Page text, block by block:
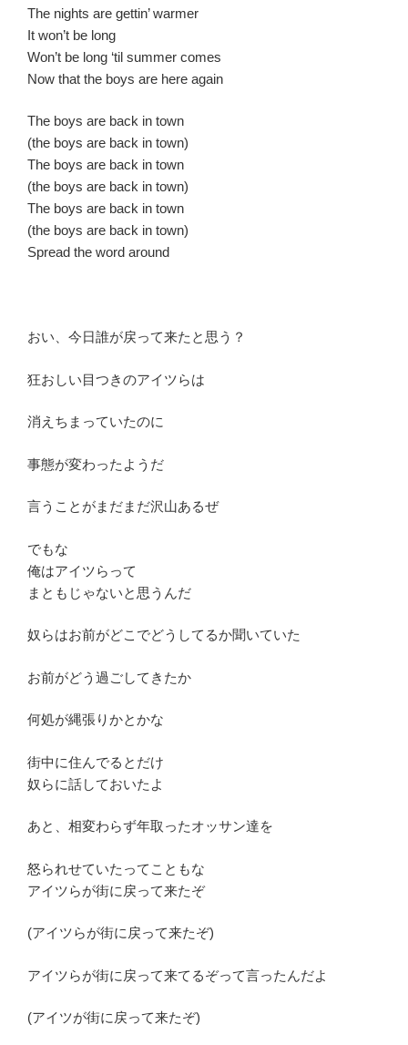
The nights are gettin’ warmer
It won’t be long
Won’t be long ‘til summer comes
Now that the boys are here again
The boys are back in town
(the boys are back in town)
The boys are back in town
(the boys are back in town)
The boys are back in town
(the boys are back in town)
Spread the word around
おい、今日誰が戻って来たと思う？
狂おしい目つきのアイツらは
消えちまっていたのに
事態が変わったようだ
言うことがまだまだ沢山あるぜ
でもな
俺はアイツらって
まともじゃないと思うんだ
奴らはお前がどこでどうしてるか聞いていた
お前がどう過ごしてきたか
何処が縄張りかとかな
街中に住んでるとだけ
奴らに話しておいたよ
あと、相変わらず年取ったオッサン達を
怒られせていたってこともな
アイツらが街に戻って来たぞ
(アイツらが街に戻って来たぞ)
アイツらが街に戻って来てるぞって言ったんだよ
(アイツが街に戻って来たぞ)